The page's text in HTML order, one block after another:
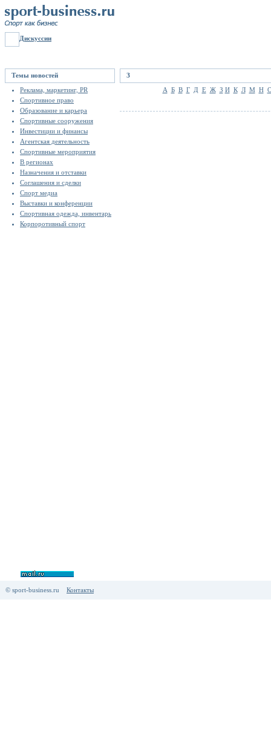
Дискуссии
Темы новостей
Реклама, маркетинг, PR
Спортивное право
Образование и карьера
Спортивные сооружения
Инвестиции и финансы
Агентская деятельность
Спортивные мероприятия
В регионах
Назначения и отставки
Соглашения и сделки
Спорт медиа
Выставки и конференции
Спортивная одежда, инвентарь
Корпоротивный спорт
З
А Б В Г Д Е Ж З И К Л М Н
© sport-business.ru Контакты